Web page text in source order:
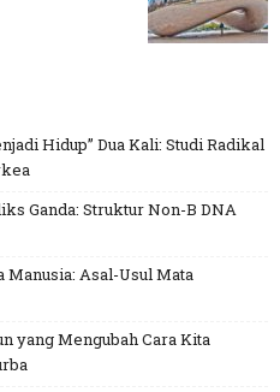
Hidup” Dua Kali: Studi Radikal
Ganda: Struktur Non-B DNA
Manusia: Asal-Usul Mata
yang Mengubah Cara Kita